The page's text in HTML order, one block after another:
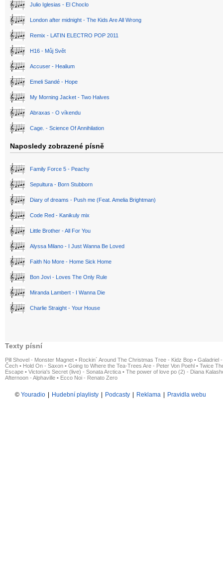
Julio Iglesias - El Choclo
London after midnight - The Kids Are All Wrong
Remix - LATIN ELECTRO POP 2011
H16 - Můj Svět
Accuser - Healium
Emeli Sandé - Hope
My Morning Jacket - Two Halves
Abraxas - O víkendu
Cage. - Science Of Annihilation
Naposledy zobrazené písně
Family Force 5 - Peachy
Sepultura - Born Stubborn
Diary of dreams - Push me (Feat. Amelia Brightman)
Code Red - Kanikuly mix
Little Brother - All For You
Alyssa Milano - I Just Wanna Be Loved
Faith No More - Home Sick Home
Bon Jovi - Loves The Only Rule
Miranda Lambert - I Wanna Die
Charlie Straight - Your House
Texty písní
Pill Shovel - Monster Magnet • Rockin´ Around The Christmas Tree - Kidz Bop • Galadriel
Čech • Hold On - Saxon • Going to Where the Tea-Trees Are - Peter Von Poehl • Twice
Escape • Victoria's Secret (live) - Sonata Arctica • The power of love po (2) - Diana
Afternoon - Alphaville • Ecco Noi - Renato Zero
© Youradio Hudební playlisty Podcasty Reklama Pravidla webu